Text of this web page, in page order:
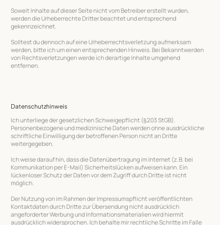
Soweit Inhalte auf dieser Seite nicht vom Betreiber erstellt wurden,
werden die Urheberrechte Dritter beachtet und entsprechend
gekennzeichnet.
Solltest du dennoch auf eine Urheberrechtsverletzung aufmerksam
werden, bitte ich um einen entsprechenden Hinweis. Bei Bekanntwerden
von Rechtsverletzungen werde ich derartige Inhalte umgehend
entfernen.
Datenschutzhinweis
Ich unterliege der gesetzlichen Schweigepflicht (§ 203 StGB).
Personenbezogene und medizinische Daten werden ohne ausdrückliche
schriftliche Einwilligung der betroffenen Person nicht an Dritte
weitergegeben.
Ich weise darauf hin, dass die Datenübertragung im Internet (z. B. bei
Kommunikation per E-Mail) Sicherheitslücken aufweisen kann. Ein
lückenloser Schutz der Daten vor dem Zugriff durch Dritte ist nicht
möglich.
Der Nutzung von im Rahmen der Impressumspflicht veröffentlichten
Kontaktdaten durch Dritte zur Übersendung nicht ausdrücklich
angeforderter Werbung und Informationsmaterialien wird hiermit
ausdrücklich widersprochen. Ich behalte mir rechtliche Schritte im Falle